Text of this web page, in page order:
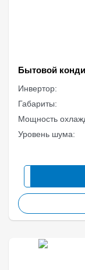
Бытовой
Инвертор:
Габариты:
Мощность
Уровень шума: